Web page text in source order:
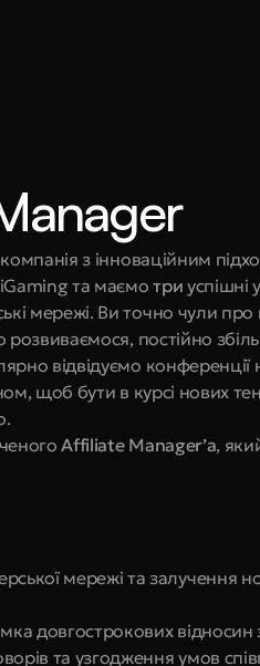
з інноваційним
та маємо три успішні
мережі. Ви точно чули
постійно
відвідуємо
щоб бути в курсі нових
Affiliate Manager’а,
мережі та залучення
довгострокових
та узгодження умов